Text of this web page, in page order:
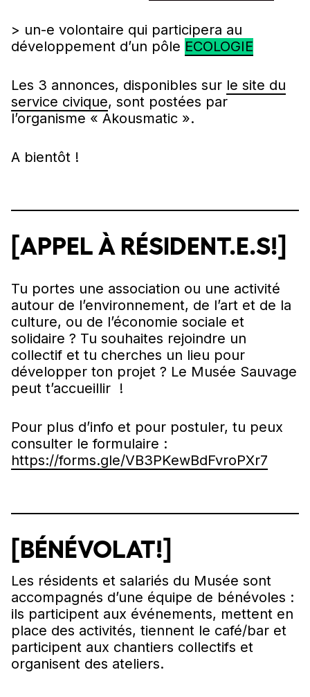
> un-e volontaire qui participera au
développement d’un pôle ECOLOGIE
Les 3 annonces, disponibles sur le site du
service civique, sont postées par
l’organisme « Akousmatic ».
A bientôt !
[APPEL À RÉSIDENT.E.S!]
Tu portes une association ou une activité
autour de l’environnement, de l’art et de la
culture, ou de l’économie sociale et
solidaire ? Tu souhaites rejoindre un
collectif et tu cherches un lieu pour
développer ton projet ? Le Musée Sauvage
peut t’accueillir !
Pour plus d’info et pour postuler, tu peux
consulter le formulaire :
https://forms.gle/VB3PKewBdFvroPXr7
[BÉNÉVOLAT!]
Les résidents et salariés du Musée sont
accompagnés d’une équipe de bénévoles :
ils participent aux événements, mettent en
place des activités, tiennent le café/bar et
participent aux chantiers collectifs et
organisent des ateliers.